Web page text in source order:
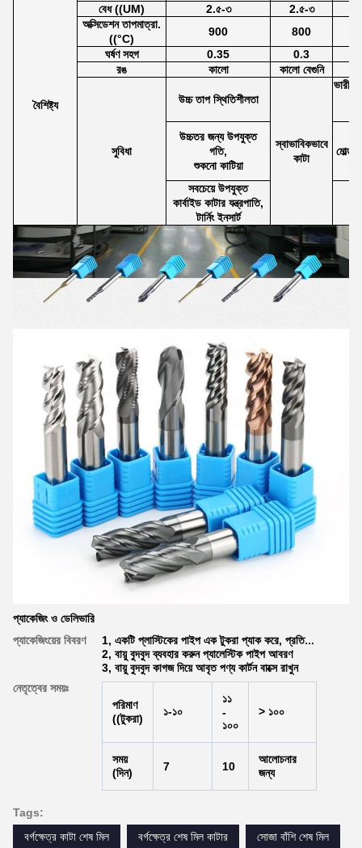
বৈশিষ্ট্য
বেধ ((UM) 2.৫-৩
2.৫-৩
অক্সিডেশন তাপমাত্রা.
((°C)
900
800
ঘর্ষণ সহগ
0.35
0.3
রঙ
কালো কালো বেগুনি
সুবিধা
উচ্চ তাপ স্থিতিশীলতা
স্বাভাবিকভাবে
কাটা
ভারী
উচ্চতর জন্য উপযুক্ত
গতি,
শুকনো কাটিয়া
মোল্ড
সবচেয়ে উপযুক্ত
কার্বাইড কাটার যন্ত্রপাতি,
টার্নিং ইনসার্ট
প্যাকেজিং ও ডেলিভারি
প্যাকেজিংয়ের বিবরণ
1, একটি প্লাস্টিকের পাইপ এক টুকরা প্যাক করে, প্রতি গ্রুপে 10 টুকরা
2, বায়ু বুদবুদ ব্যবহার করুন প্যালেস্টিক পাইপ আবরণ
3, বায়ু বুদবুদ কাগজ দিয়ে আবৃত পণ্য কার্টন বাক্সে রাখুন
নেতৃত্বের সময়ঃ
পরিমাণ
((টুকরা)
১-১০
১১
-
১০০
> ১০০
সময়
(দিন)
7 10
আলোচনার
জন্য
Tags:
বর্গক্ষেত্র কাটা শেষ মিল
বর্গক্ষেত্র শেষ মিল কাটার সোজা বাঁশি শেষ মিল